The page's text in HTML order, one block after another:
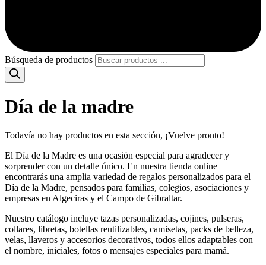
Búsqueda de productos
Día de la madre
Todavía no hay productos en esta sección, ¡Vuelve pronto!
El Día de la Madre es una ocasión especial para agradecer y
sorprender con un detalle único. En nuestra tienda online
encontrarás una amplia variedad de regalos personalizados para el
Día de la Madre, pensados para familias, colegios, asociaciones y
empresas en Algeciras y el Campo de Gibraltar.
Nuestro catálogo incluye tazas personalizadas, cojines, pulseras,
collares, libretas, botellas reutilizables, camisetas, packs de belleza,
velas, llaveros y accesorios decorativos, todos ellos adaptables con
el nombre, iniciales, fotos o mensajes especiales para mamá.